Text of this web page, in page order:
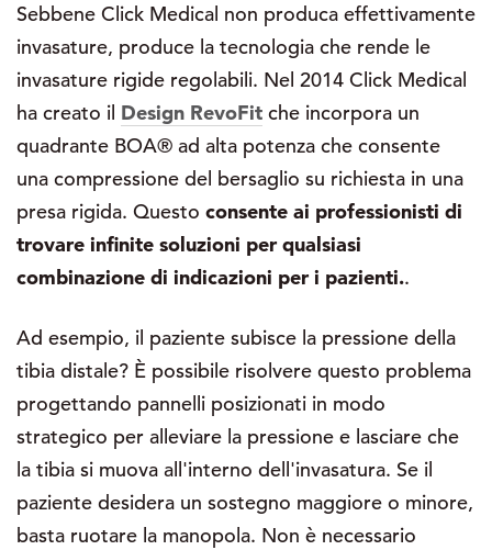
Sebbene Click Medical non produca effettivamente
invasature, produce la tecnologia che rende le
invasature rigide regolabili. Nel 2014 Click Medical
ha creato il Design RevoFit che incorpora un
quadrante BOA® ad alta potenza che consente
una compressione del bersaglio su richiesta in una
presa rigida. Questo consente ai professionisti di
trovare infinite soluzioni per qualsiasi
combinazione di indicazioni per i pazienti..
Ad esempio, il paziente subisce la pressione della
tibia distale? È possibile risolvere questo problema
progettando pannelli posizionati in modo
strategico per alleviare la pressione e lasciare che
la tibia si muova all'interno dell'invasatura. Se il
paziente desidera un sostegno maggiore o minore,
basta ruotare la manopola. Non è necessario